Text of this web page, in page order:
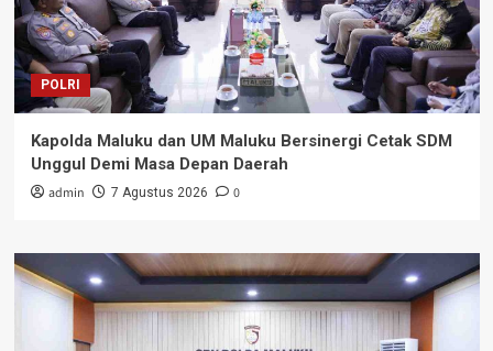
POLRI
Kapolda Maluku dan UM Maluku Bersinergi Cetak SDM
Unggul Demi Masa Depan Daerah
admin 7 Agustus 2026 0